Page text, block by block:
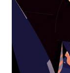
kalendarz.